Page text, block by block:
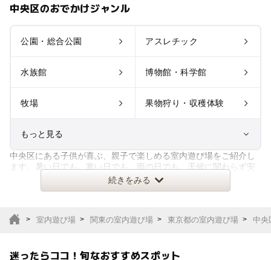
中央区のおでかけジャンル
公園・総合公園 アスレチック
水族館 博物館・科学館
牧場 果物狩り・収穫体験
もっと見る
室内遊び場 遊園地
サファリパーク
植物園・フラワーパー
中央区にある子供が喜ぶ、親子で楽しめる室内遊び場をご紹介し
ます。暑い日でも、寒い日でも、雨の日でも、天候に関わらず安
心して、トランポリンやクライ続きをみる
室内遊び場 関東の室内遊び場 東京都の室内遊び場 中央
迷ったらココ！旬なおすすめスポット